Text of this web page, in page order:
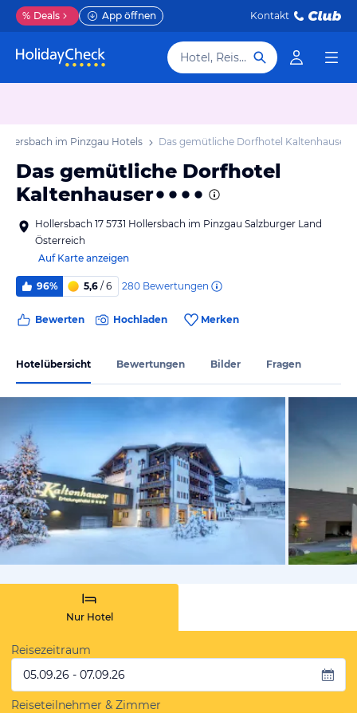
% Deals App öffnen Kontakt
Hotel, Reiseziel
im Pinzgau Hotels Das gemütliche Dorfhotel Kaltenhauser
Das gemütliche Dorfhotel
Kaltenhauser
Hollersbach 17 5731 Hollersbach im Pinzgau Salzburger Land
Österreich
Auf Karte anzeigen
96% 5,6 / 6 280 Bewertungen
Bewerten Hochladen Merken
Hotelübersicht Bewertungen Bilder Fragen
vom
Nur Hotel
Reisezeitraum
05.09.26 - 07.09.26
Reiseteilnehmer & Zimmer